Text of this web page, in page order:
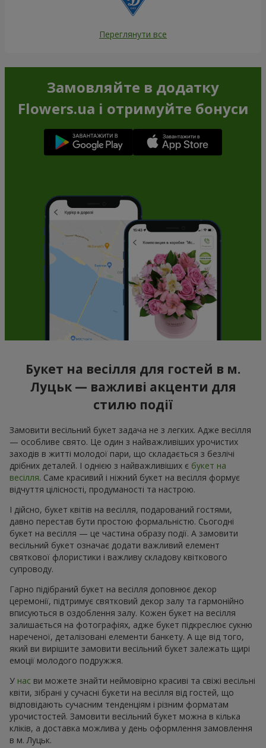
Переглянути все
Замовляйте в додатку
Flowers.ua і отримуйте бонуси
Букет на весілля для гостей в м.
Луцьк — важливі акценти для
стилю події
Замовити весільний букет задача не з легких. Адже весілля
— особливе свято. Це один з найважливіших урочистих
заходів в житті молодої пари, що складається з безлічі
дрібних деталей. І однією з найважливіших є букет на
весілля. Саме красивий і ніжний букет на весілля формує
відчуття цілісності, продуманості та настрою.
І дійсно, букет квітів на весілля, подарований гостями,
давно перестав бути простою формальністю. Сьогодні
букет на весілля — це частина образу події. А замовити
весільний букет означає додати важливий елемент
святкової флористики і важливу складову квіткового
супроводу.
Гарно підібраний букет на весілля доповнює декор
церемонії, підтримує святковий декор залу та гармонійно
вписуються в оздоблення залу. Кожен букет на весілля
залишається на фотографіях, адже букет підкреслює сукню
нареченої, деталізовані елементи банкету. А ще від того,
який ви вирішите замовити весільний букет залежать щирі
емоції молодого подружжя.
У нас ви можете знайти неймовірно красиві та свіжі весільні
квіти, зібрані у сучасні букети на весілля від гостей, що
відповідають сучасним тенденціям і різним форматам
урочистостей. Замовити весільний букет можна в кілька
кліків, а доставка можлива у день оформлення замовлення
в м. Луцьк.